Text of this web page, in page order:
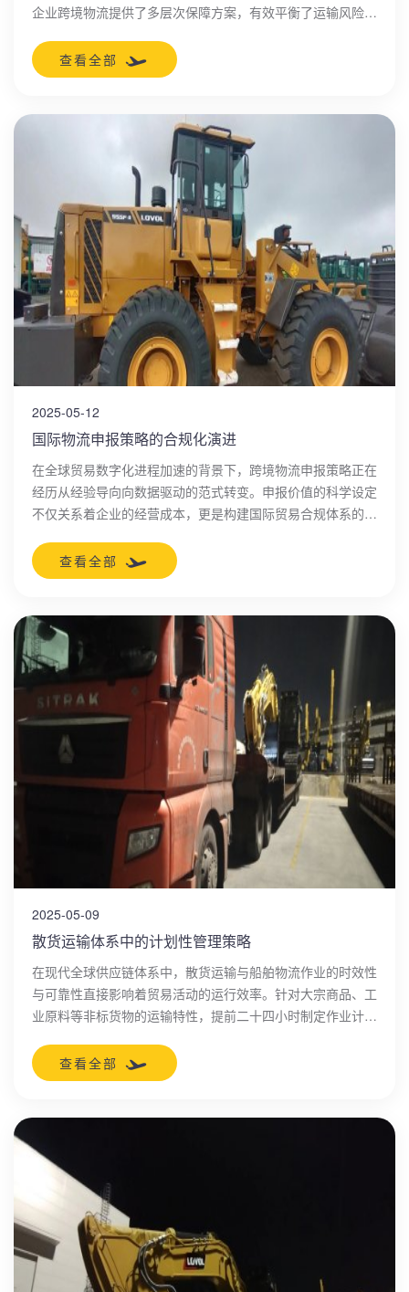
企业跨境物流提供了多层次保障方案，有效平衡了运输风险与
查看全部
2025-05-12
国际物流申报策略的合规化演进
在全球贸易数字化进程加速的背景下，跨境物流申报策略正在
经历从经验导向向数据驱动的范式转变。申报价值的科学设定
不仅关系着企业的经营成本，更是构建国际贸易合规体系的重
与市场规律的适配过程。
查看全部
2025-05-09
散货运输体系中的计划性管理策略
在现代全球供应链体系中，散货运输与船舶物流作业的时效性
与可靠性直接影响着贸易活动的运行效率。针对大宗商品、工
业原料等非标货物的运输特性，提前二十四小时制定作业计划
运输链条中多维要素的系统化整合需求。
查看全部